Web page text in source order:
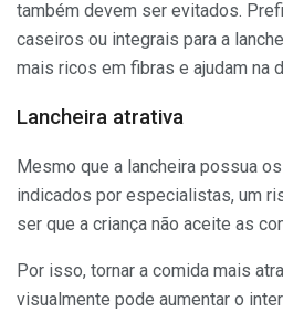
também devem ser evitados.
caseiros ou integrais para a
mais ricos em fibras e ajudam na
Lancheira atrativa
Mesmo que a lancheira possua
indicados por especialistas, um
ser que a criança não aceite as
Por isso, tornar a comida mais
visualmente pode aumentar o